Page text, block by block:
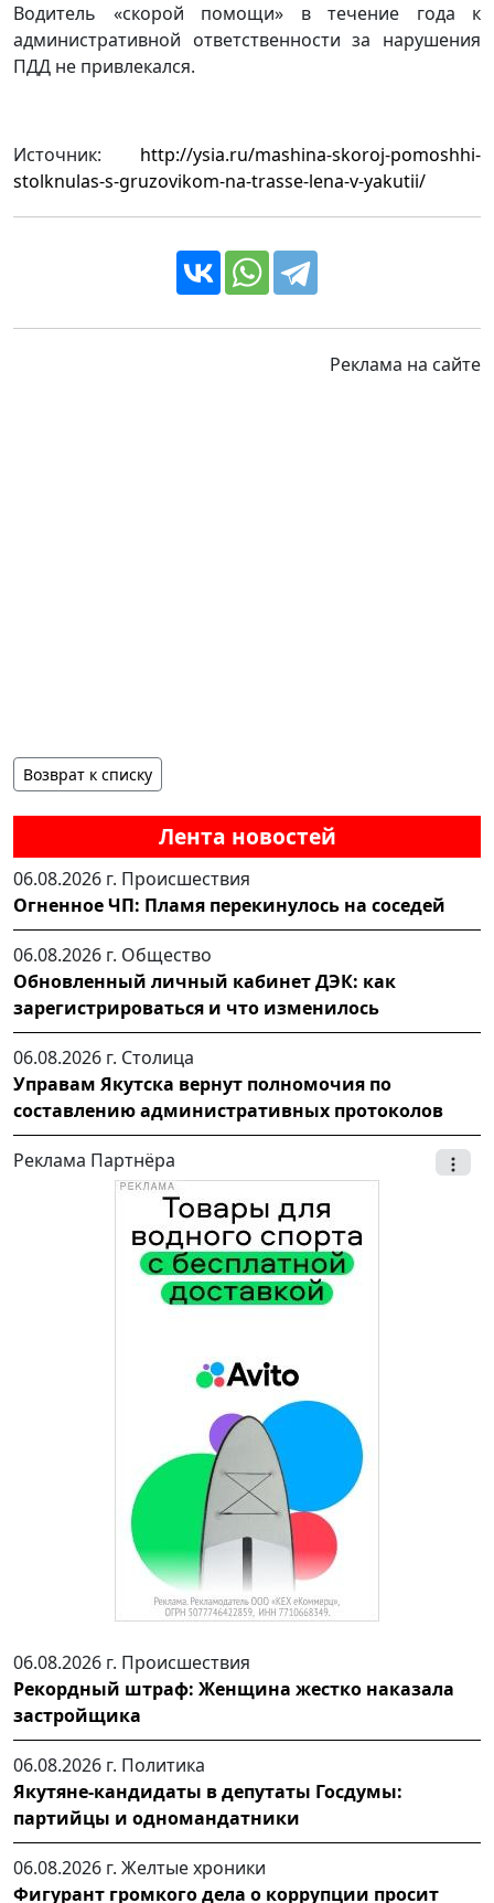
Лента новостей
06.08.2026 г. Происшествия
Огненное ЧП: Пламя перекинулось на соседей
06.08.2026 г. Общество
Обновленный личный кабинет ДЭК: как
зарегистрироваться и что изменилось
06.08.2026 г. Столица
Управам Якутска вернут полномочия по
составлению административных протоколов
Реклама Партнёра
06.08.2026 г. Происшествия
Рекордный штраф: Женщина жестко наказала
застройщика
06.08.2026 г. Политика
Якутяне-кандидаты в депутаты Госдумы:
партийцы и одномандатники
06.08.2026 г. Желтые хроники
Фигурант громкого дела о коррупции просит
Водитель «скорой помощи» в течение года к
административной ответственности за нарушения
ПДД не привлекался.
Источник: http://ysia.ru/mashina-skoroj-pomoshhi-
stolknulas-s-gruzovikom-na-trasse-lena-v-yakutii/
Реклама на сайте
Возврат к списку